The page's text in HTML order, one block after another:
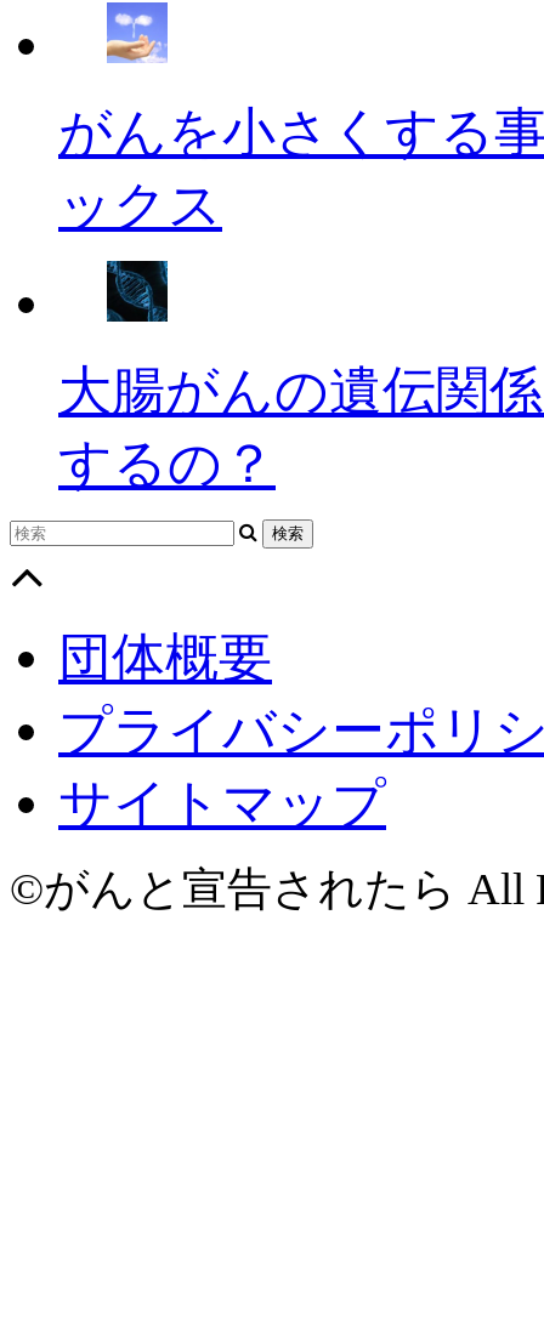
がんを小さくする
ックス
大腸がんの遺伝関
するの？
団体概要
プライバシーポリ
サイトマップ
©がんと宣告されたら All